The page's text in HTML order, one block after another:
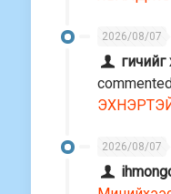
2026/08/07
2026/08/07